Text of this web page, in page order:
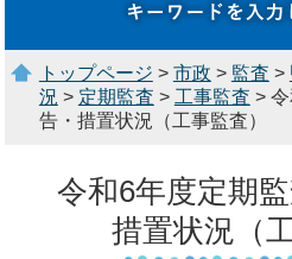
トップページ > 市政 > 監査 >
況 > 定期監査 > 工事監査 >
告・措置状況（工事監査）
令和6年度定期
措置状況（